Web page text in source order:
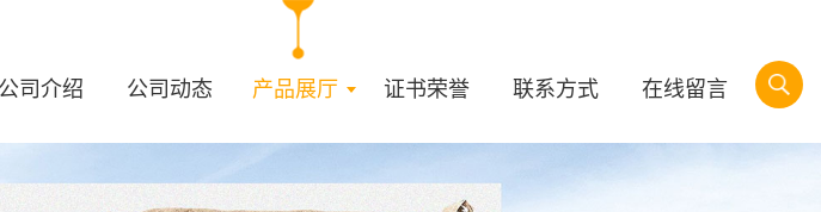
公司介绍 公司动态 产品展厅 证书荣誉 联系方式 在线留言